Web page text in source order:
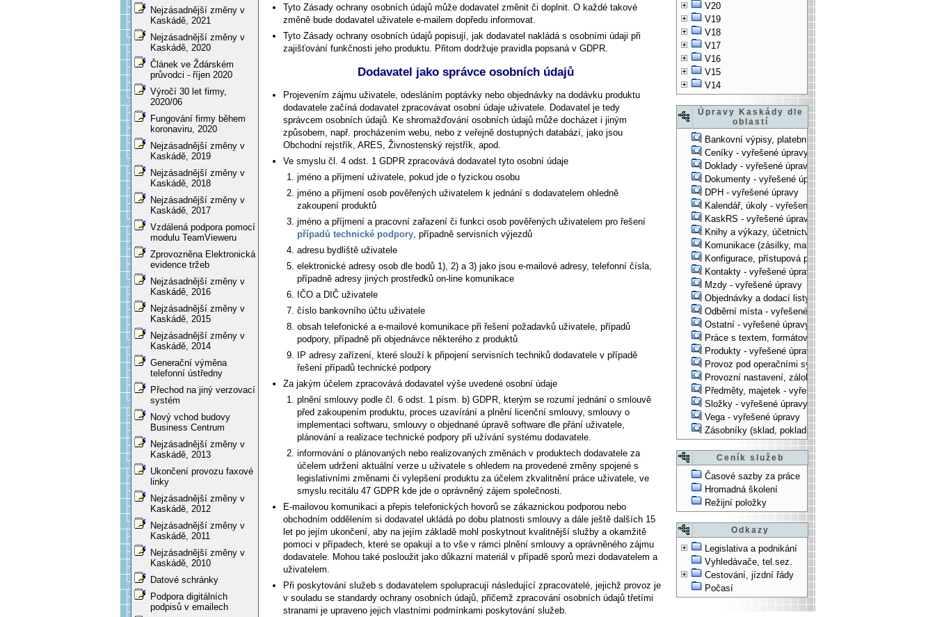
Nejzásadnější změny v
Kaskádě, 2021
Nejzásadnější změny v
Kaskádě, 2020
Článek ve Ždárském
průvodci - říjen 2020
Výročí 30 let firmy,
2020/06
Fungování firmy během
koronaviru, 2020
Nejzásadnější změny v
Kaskádě, 2019
Nejzásadnější změny v
Kaskádě, 2018
Nejzásadnější změny v
Kaskádě, 2017
Vzdálená podpora pomocí
modulu TeamVieweru
Zprovozněna Elektronická
evidence tržeb
Nejzásadnější změny v
Kaskádě, 2016
Nejzásadnější změny v
Kaskádě, 2015
Nejzásadnější změny v
Kaskádě, 2014
Generační výměna
telefonní ústředny
Přechod na jiný verzovací
systém
Nový vchod budovy
Business Centrum
Nejzásadnější změny v
Kaskádě, 2013
Ukončení provozu faxové
linky
Nejzásadnější změny v
Kaskádě, 2012
Nejzásadnější změny v
Kaskádě, 2011
Nejzásadnější změny v
Kaskádě, 2010
Datové schránky
Podpora digitálních
podpisů v emailech
V20
V19
V18
V17
V16
V15
V14
Úpravy Kaskády dle
oblastí
Bankovní výpisy, platební příkazy - vyřešené úpravy
Ceníky - vyřešené úpravy
Doklady - vyřešené úpravy
Dokumenty - vyřešené úpravy
DPH - vyřešené úpravy
Kalendář, úkoly - vyřešené úpravy
KaskRS - vyřešené úpravy
Knihy a výkazy, účetnictví - vyřešené úpravy
Komunikace (zásilky, mail-systém, ...) - vyřešené úpravy
Konfigurace, přístupová práva, ... - vyřešené úpravy
Kontakty - vyřešené úpravy
Mzdy - vyřešené úpravy
Objednávky a dodací listy - vyřešené úpravy
Odběrní místa - vyřešené úpravy
Ostatní - vyřešené úpravy
Práce s textem, formátování, ... - vyřešené úpravy
Produkty - vyřešené úpravy
Provoz pod operačními systémy, technologické věci -
Provozní nastavení, zálohování, instalace, ... -
Předměty, majetek - vyřešené úpravy
Složky - vyřešené úpravy
Vega - vyřešené úpravy
Zásobníky (sklad, pokladna, bank. účet) - vyřešené
Ceník služeb
Časové sazby za práce
Hromadná školení
Režijní položky
Odkazy
Legislativa a podnikání
Vyhledávače, tel.sez.
Cestování, jízdní řády
Počasí
Tyto Zásady ochrany osobních údajů může dodavatel změnit či doplnit. O každé takové
změně bude dodavatel uživatele e-mailem dopředu informovat.
Tyto Zásady ochrany osobních údajů popisují, jak dodavatel nakládá s osobními údaji při
zajišťování funkčnosti jeho produktu. Přitom dodržuje pravidla popsaná v GDPR.
Dodavatel jako správce osobních údajů
Projevením zájmu uživatele, odesláním poptávky nebo objednávky na dodávku produktu
dodavatele začíná dodavatel zpracovávat osobní údaje uživatele. Dodavatel je tedy
správcem osobních údajů. Ke shromažďování osobních údajů může docházet i jiným
způsobem, např. procházením webu, nebo z veřejně dostupných databází, jako jsou
Obchodní rejstřík, ARES, Živnostenský rejstřík, apod.
Ve smyslu čl. 4 odst. 1 GDPR zpracovává dodavatel tyto osobní údaje
jméno a příjmení uživatele, pokud jde o fyzickou osobu
jméno a příjmení osob pověřených uživatelem k jednání s dodavatelem ohledně
zakoupení produktů
jméno a příjmení a pracovní zařazení či funkci osob pověřených uživatelem pro řešení
případů technické podpory, případně servisních výjezdů
adresu bydliště uživatele
elektronické adresy osob dle bodů 1), 2) a 3) jako jsou e-mailové adresy, telefonní čísla,
případně adresy jiných prostředků on-line komunikace
IČO a DIČ uživatele
číslo bankovního účtu uživatele
obsah telefonické a e-mailové komunikace při řešení požadavků uživatele, případů
podpory, případně při objednávce některého z produktů
IP adresy zařízení, které slouží k připojení servisních techniků dodavatele v případě
řešení případů technické podpory
Za jakým účelem zpracovává dodavatel výše uvedené osobní údaje
plnění smlouvy podle čl. 6 odst. 1 písm. b) GDPR, kterým se rozumí jednání o smlouvě
před zakoupením produktu, proces uzavírání a plnění licenční smlouvy, smlouvy o
implementaci softwaru, smlouvy o objednané úpravě software dle přání uživatele,
plánování a realizace technické podpory při užívání systému dodavatele.
informování o plánovaných nebo realizovaných změnách v produktech dodavatele za
účelem udržení aktuální verze u uživatele s ohledem na provedené změny spojené s
legislativními změnami či vylepšení produktu za účelem zkvalitnění práce uživatele, ve
smyslu recitálu 47 GDPR kde jde o oprávněný zájem společnosti.
E-mailovou komunikaci a přepis telefonických hovorů se zákaznickou podporou nebo
obchodním oddělením si dodavatel ukládá po dobu platnosti smlouvy a dále ještě dalších 15
let po jejím ukončení, aby na jejím základě mohl poskytnout kvalitnější služby a okamžitě
pomoci v případech, které se opakují a to vše v rámci plnění smlouvy a oprávněného zájmu
dodavatele. Mohou také posloužit jako důkazní materiál v případě sporů mezi dodavatelem a
uživatelem.
Při poskytování služeb s dodavatelem spolupracují následující zpracovatelé, jejichž provoz je
v souladu se standardy ochrany osobních údajů, přičemž zpracování osobních údajů třetími
stranami je upraveno jejich vlastními podmínkami poskytování služeb.